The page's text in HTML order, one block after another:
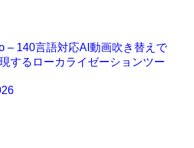
– 140言語対応AI動画吹き替えで
するローカライゼーションツー